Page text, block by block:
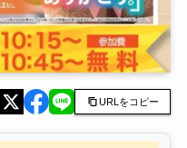
URLをコピー